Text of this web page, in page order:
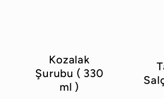
Kozalak
Şurubu ( 330
ml )